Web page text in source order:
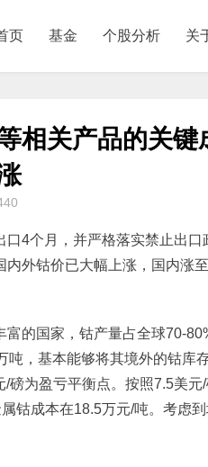
页 基金 个股分析 关
相关产品的关键
口4个月，并严格落实禁止出
内外钴价已大幅上涨，国内涨
富的国家，钴产量占全球70-
吨，基本能够将其境外的钴库
磅为盈亏平衡点。按照7.5美
钴成本在18.5万元/吨。考虑